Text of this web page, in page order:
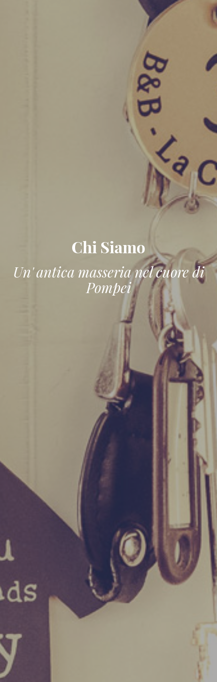
Chi Siamo
Un' antica masseria nel cuore di
Pompei